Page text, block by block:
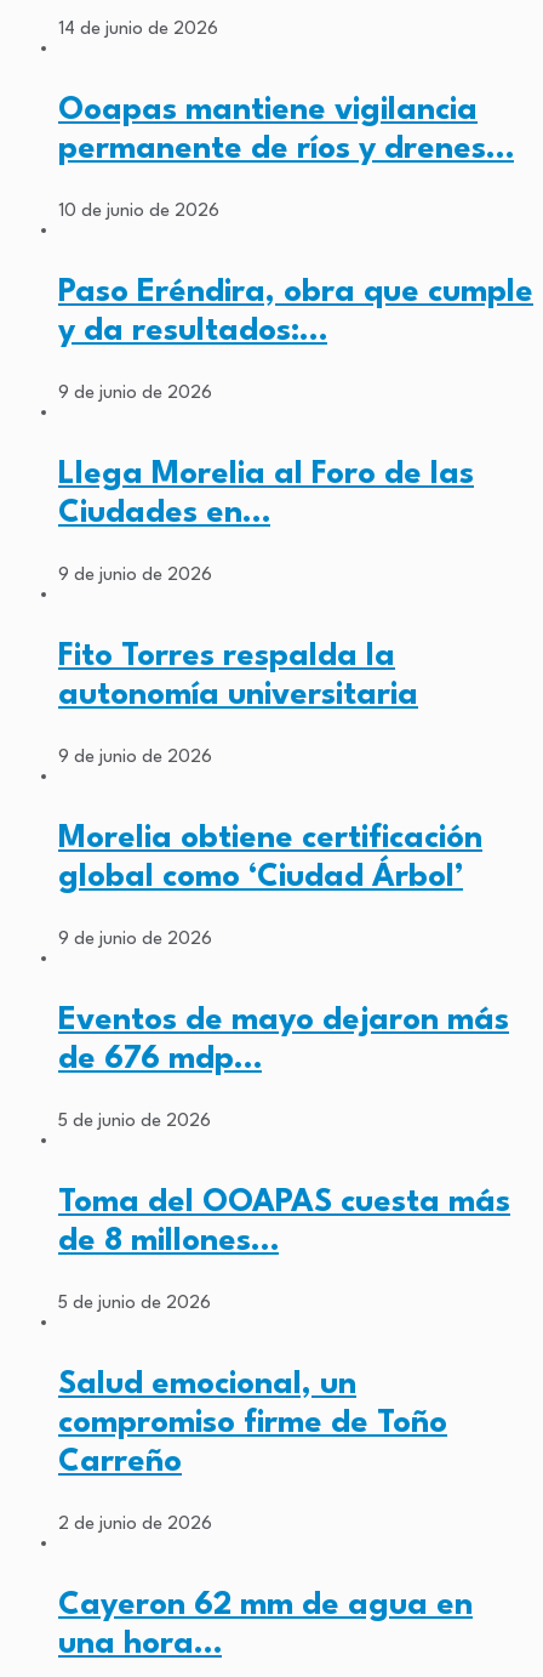
14 de junio de 2026
Ooapas mantiene vigilancia
permanente de ríos y drenes…
10 de junio de 2026
Paso Eréndira, obra que cumple
y da resultados:…
9 de junio de 2026
Llega Morelia al Foro de las
Ciudades en…
9 de junio de 2026
Fito Torres respalda la
autonomía universitaria
9 de junio de 2026
Morelia obtiene certificación
global como ‘Ciudad Árbol’
9 de junio de 2026
Eventos de mayo dejaron más
de 676 mdp…
5 de junio de 2026
Toma del OOAPAS cuesta más
de 8 millones…
5 de junio de 2026
Salud emocional, un
compromiso firme de Toño
Carreño
2 de junio de 2026
Cayeron 62 mm de agua en
una hora…